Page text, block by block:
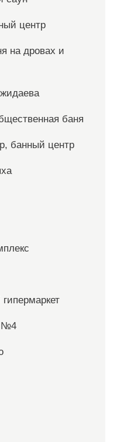
центр
на дровах и
баня
банный центр
№4